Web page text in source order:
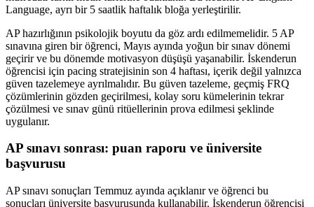
Language, ayrı bir 5 saatlik haftalık bloğa yerleştirilir.
AP hazırlığının psikolojik boyutu da göz ardı edilmemelidir. 5 AP
sınavına giren bir öğrenci, Mayıs ayında yoğun bir sınav dönemi
geçirir ve bu dönemde motivasyon düşüşü yaşanabilir. İskenderun
öğrencisi için pacing stratejisinin son 4 haftası, içerik değil yalnızca
güven tazelemeye ayrılmalıdır. Bu güven tazeleme, geçmiş FRQ
çözümlerinin gözden geçirilmesi, kolay soru kümelerinin tekrar
çözülmesi ve sınav günü ritüellerinin prova edilmesi şeklinde
uygulanır.
AP sınavı sonrası: puan raporu ve üniversite
başvurusu
AP sınavı sonuçları Temmuz ayında açıklanır ve öğrenci bu
sonuçları üniversite başvurusunda kullanabilir. İskenderun öğrencisi